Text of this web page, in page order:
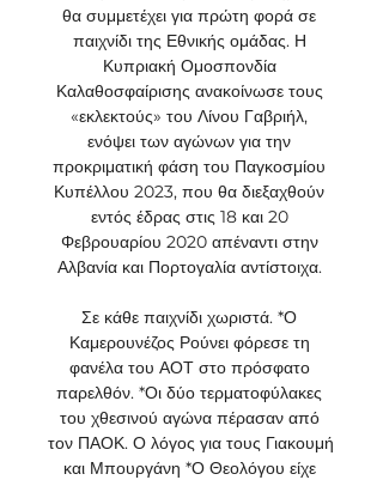
θα συμμετέχει για πρώτη φορά σε
παιχνίδι της Εθνικής ομάδας. Η
Κυπριακή Ομοσπονδία
Καλαθοσφαίρισης ανακοίνωσε τους
«εκλεκτούς» του Λίνου Γαβριήλ,
ενόψει των αγώνων για την
προκριματική φάση του Παγκοσμίου
Κυπέλλου 2023, που θα διεξαχθούν
εντός έδρας στις 18 και 20
Φεβρουαρίου 2020 απέναντι στην
Αλβανία και Πορτογαλία αντίστοιχα.
Σε κάθε παιχνίδι χωριστά. *Ο
Καμερουνέζος Ρούνει φόρεσε τη
φανέλα του ΑΟΤ στο πρόσφατο
παρελθόν. *Οι δύο τερματοφύλακες
του χθεσινού αγώνα πέρασαν από
τον ΠΑΟΚ. Ο λόγος για τους Γιακουμή
και Μπουργάνη *Ο Θεολόγου είχε